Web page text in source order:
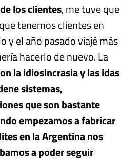
los clientes, me tuve que
tenemos clientes en
y el año pasado viajé más
hacerlo de nuevo. La
la idiosincrasia y las idas
sistemas,
que son bastante
empezamos a fabricar
en la Argentina nos
a poder seguir